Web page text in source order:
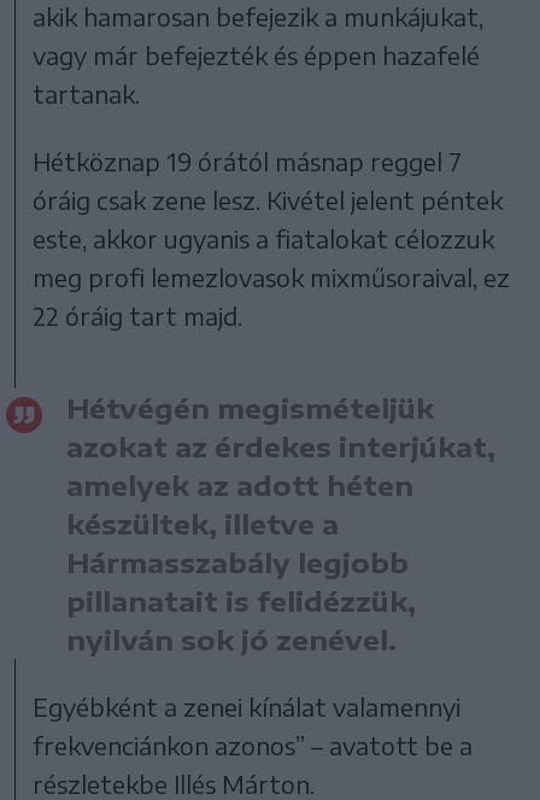
akik hamarosan befejezik a munkájukat,
vagy már befejezték és éppen hazafelé
tartanak.
Hétköznap 19 órától másnap reggel 7
óráig csak zene lesz. Kivétel jelent péntek
este, akkor ugyanis a fiatalokat célozzuk
meg profi lemezlovasok mixműsoraival, ez
22 óráig tart majd.
Hétvégén megismételjük
azokat az érdekes interjúkat,
amelyek az adott héten
készültek, illetve a
Hármasszabály legjobb
pillanatait is felidézzük,
nyilván sok jó zenével.
Egyébként a zenei kínálat valamennyi
frekvenciánkon azonos” – avatott be a
részletekbe Illés Márton.